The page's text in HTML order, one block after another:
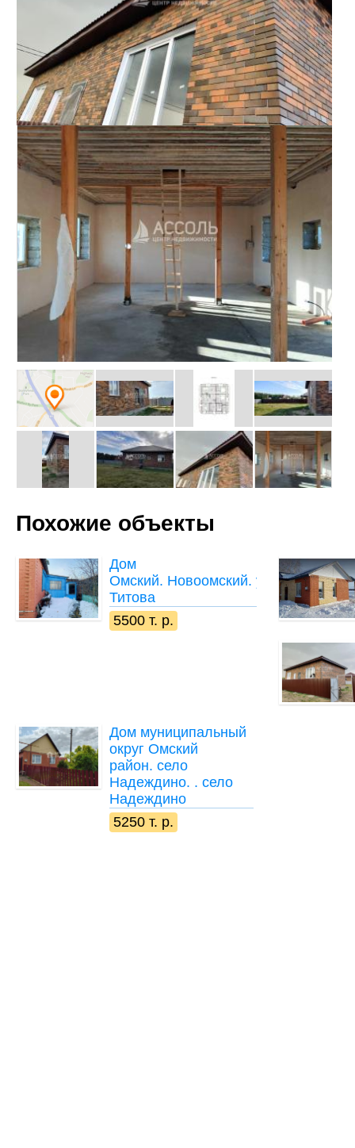
Похожие объекты
Дом
Омский. Новоомский. ул
Титова
5500 т. р.
Дом муниципальный
округ Омский
район. село
Надеждино. . село
Надеждино
5250 т. р.